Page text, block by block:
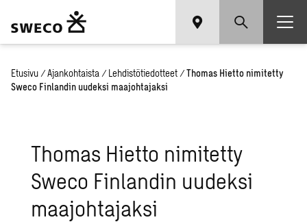
Etusivu / Ajankohtaista / Lehdistötiedotteet / Thomas Hietto nimitetty
Sweco Finlandin uudeksi maajohtajaksi
Thomas Hietto nimitetty
Sweco Finlandin uudeksi
maajohtajaksi